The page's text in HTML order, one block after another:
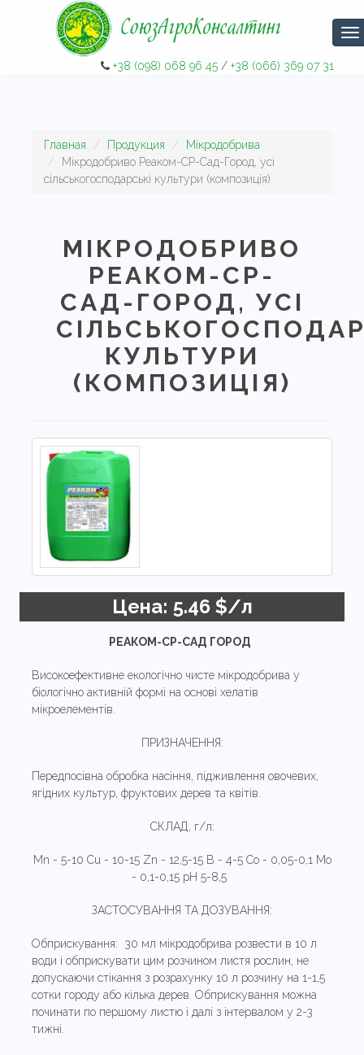
+38 (098) 068 96 45 / +38 (066) 369 07 31
Главная Продукция
Мікродобрива
Мікродобриво Реаком-СР-Сад-Город, усі
сільськогосподарські культури (композиція)
МІКРОДОБРИВО
РЕАКОМ-СР-
САД-ГОРОД, УСІ
КУЛЬТУРИ
(КОМПОЗИЦІЯ)
Цена: 5.46 $/л
РЕАКОМ-СР-САД ГОРОД
Високоефективне екологічно чисте мікродобрива у
біологічно активній формі на основі хелатів
мікроелементів.
ПРИЗНАЧЕННЯ:
Передпосівна обробка насіння, підживлення овочевих,
ягідних культур, фруктових дерев та квітів.
СКЛАД, г/л:
Mn - 5-10 Cu - 10-15 Zn - 12,5-15 B - 4-5 Co - 0,05-0,1 Mo
- 0,1-0,15 рН 5-8,5
ЗАСТОСУВАННЯ ТА ДОЗУВАННЯ:
Обприскування: 30 мл мікродобрива розвести в 10 л
води і обприскувати цим розчином листя рослин, не
допускаючи стікання з розрахунку 10 л розчину на 1-1,5
сотки городу або кілька дерев. Обприскування можна
починати по першому листю і далі з інтервалом у 2-3
тижні.